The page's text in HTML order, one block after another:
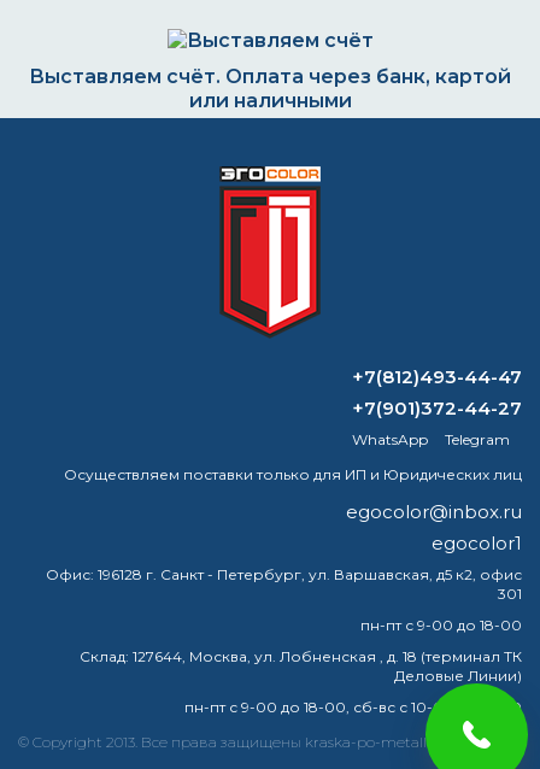
Выставляем счёт. Оплата через банк, картой
или наличными
Формируем заказ и отправляем транспортной
компанией
Как протравить нержавеющую сталь
,хотим приобрести в новосибирске
Для чего нужен деаэратор?
краска эмаль купить грунт
металла
+7(812)493-44-47
+7(901)372-44-27
WhatsApp
Telegram
Осуществляем поставки только для ИП и Юридических лиц
egocolor@inbox.ru
egocolor1
Офис: 196128 г. Санкт - Петербург, ул. Варшавская, д5 к2, офис
301
пн-пт с 9-00 до 18-00
Склад: 127644, Москва, ул. Лобненская , д. 18 (терминал ТК
Деловые Линии)
пн-пт с 9-00 до 18-00, сб-вс с 10-00 до 16-00
© Copyright 2013. Все права защищены kraska-po-metallu.com